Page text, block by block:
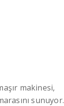
makinesi,
sunuyor.